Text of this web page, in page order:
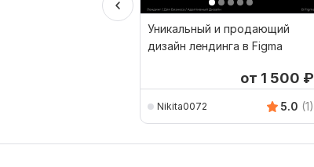
Уникальный и продающий
дизайн лендинга в Figma
от 1 500 ₽
Nikita0072 5.0 (1)